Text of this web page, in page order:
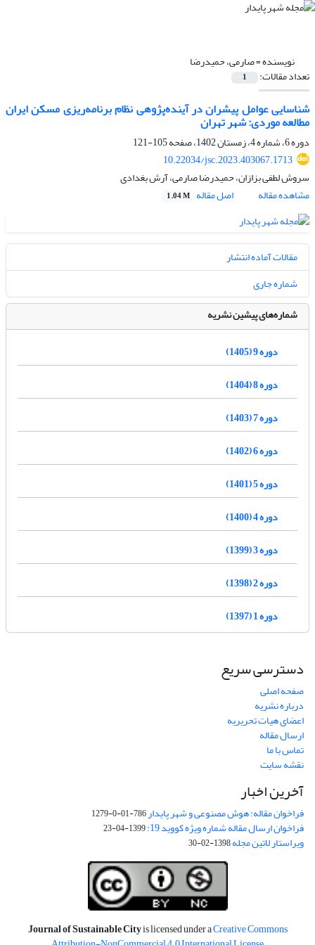
نویسنده =صارمی، حمیدرضا
تعداد مقالات: 1
شناسایی عوامل پیشران در آینده‌پژوهی نظام برنامه‌ریزی مسکن ایران
مطالعه موردی: شهر تهران
دوره 6، شماره 4، زمستان 1402، صفحه
105-121
10.22034/jsc.2023.403067.1713
سروش لطفی بزازان، حمیدرضا صارمی، آرش بغدادی
مشاهده مقاله
اصل مقاله 1.04 M
مقالات آماده انتشار
شماره جاری
شماره‌های پیشین نشریه
دوره 9 (1405)
دوره 8 (1404)
دوره 7 (1403)
دوره 6 (1402)
دوره 5 (1401)
دوره 4 (1400)
دوره 3 (1399)
دوره 2 (1398)
دوره 1 (1397)
دسترسی سریع
صفحه اصلی
درباره نشریه
اعضای هیات تحریریه
ارسال مقاله
تماس با ما
نقشه سایت
آخرین اخبار
فراخوان مقاله: هوش مصنوعی و شهر پایدار786-01-0-1279
فراخوان ارسال مقاله شماره ویژه کووید 19: 1399-04-23
ویراستار لاتین مجله1398-02-30
Journal of Sustainable Cityis licensed under aCreative Commons